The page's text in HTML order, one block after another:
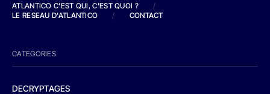
ATLANTICO C'EST QUI, C'EST QUOI ?
/
LE RESEAU D'ATLANTICO
/ CONTACT
CATEGORIES
DECRYPTAGES